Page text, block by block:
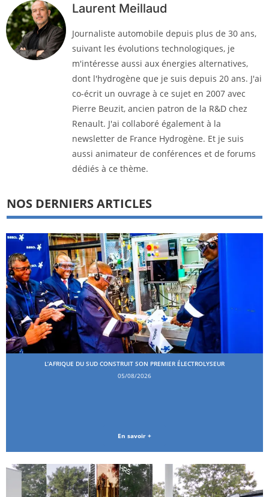
Laurent Meillaud
Journaliste automobile depuis plus de 30 ans,
suivant les évolutions technologiques, je
m'intéresse aussi aux énergies alternatives,
dont l'hydrogène que je suis depuis 20 ans. J'ai
co-écrit un ouvrage à ce sujet en 2007 avec
Pierre Beuzit, ancien patron de la R&D chez
Renault. J'ai collaboré également à la
newsletter de France Hydrogène. Et je suis
aussi animateur de conférences et de forums
dédiés à ce thème.
NOS DERNIERS ARTICLES
L’AFRIQUE DU SUD CONSTRUIT SON PREMIER ÉLECTROLYSEUR
05/08/2026
En savoir +